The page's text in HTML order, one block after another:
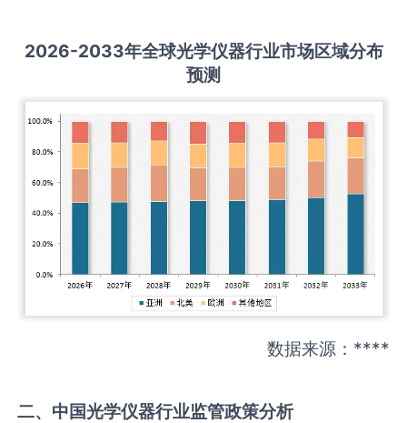
2026-2033年全球光学仪器行业市场区域分布
预测
数据来源：****
二、中国光学仪器行业监管政策分析